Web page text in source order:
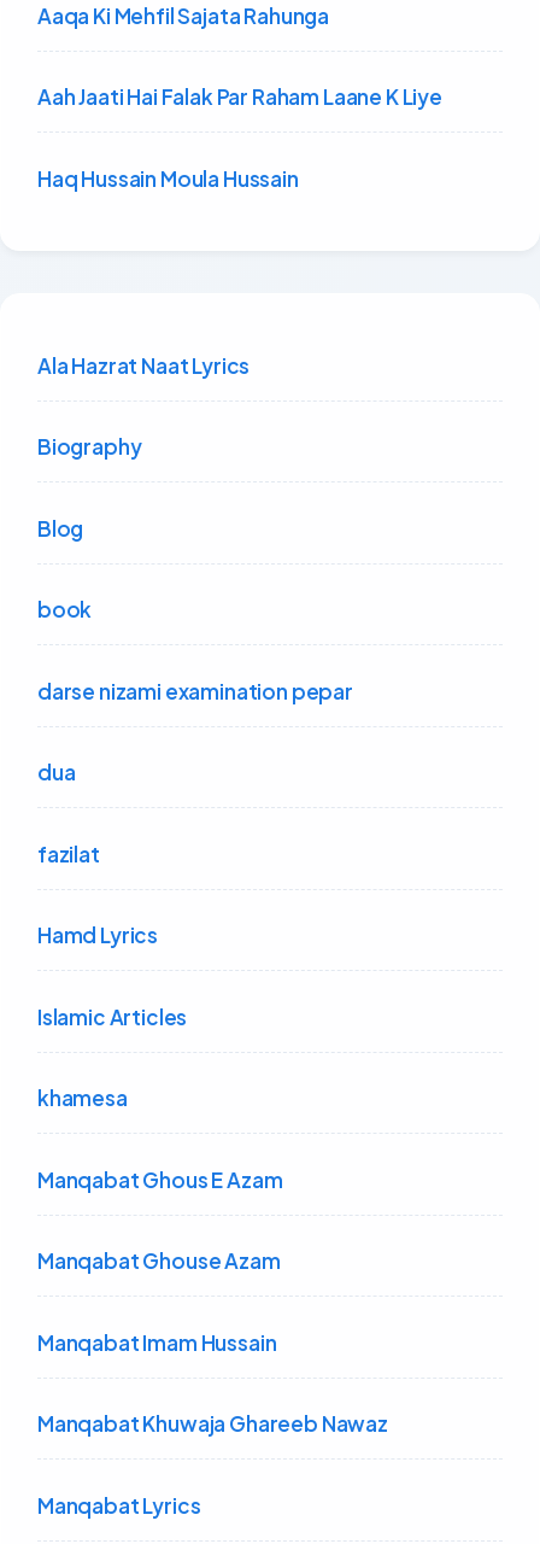
Aaqa Ki Mehfil Sajata Rahunga
Aah Jaati Hai Falak Par Raham Laane K Liye
Haq Hussain Moula Hussain
Ala Hazrat Naat Lyrics
Biography
Blog
book
darse nizami examination pepar
dua
fazilat
Hamd Lyrics
Islamic Articles
khamesa
Manqabat Ghous E Azam
Manqabat Ghouse Azam
Manqabat Imam Hussain
Manqabat Khuwaja Ghareeb Nawaz
Manqabat Lyrics